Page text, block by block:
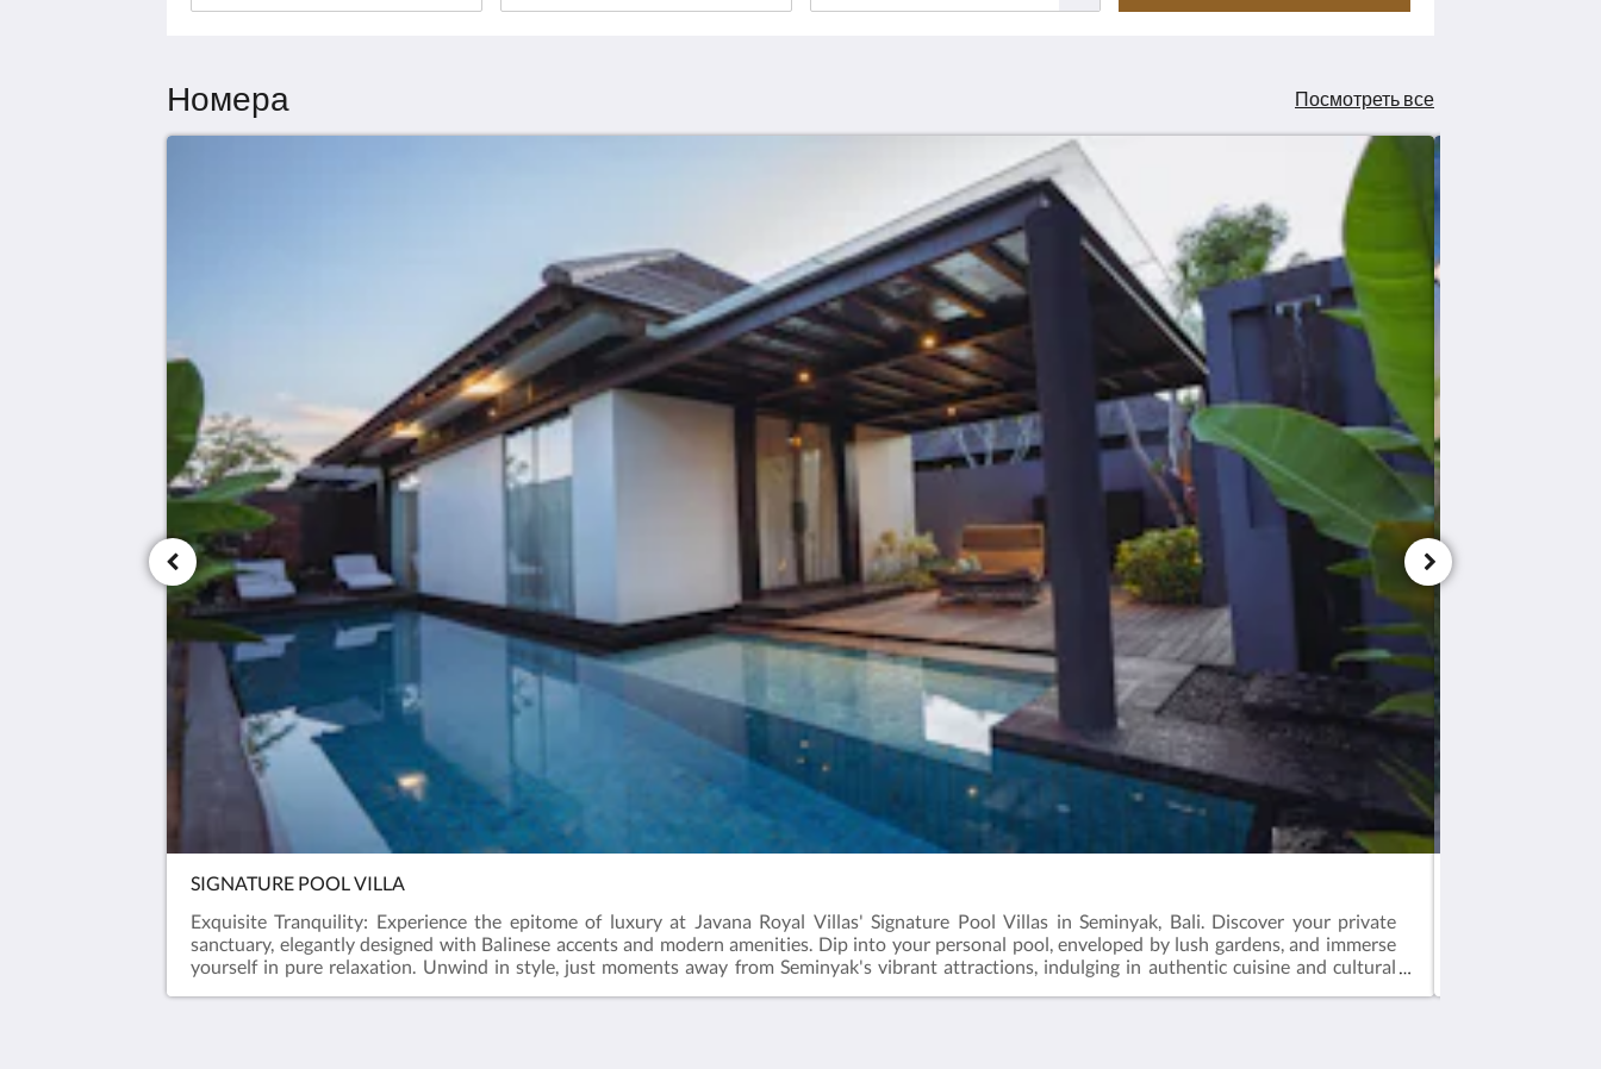
Номера Посмотреть все
SIGNATURE POOL VILLA
Exquisite Tranquility: Experience the epitome of luxury at Javana Royal Villas' Signature Pool Villas in Seminyak, Bali. Discover your private
sanctuary, elegantly designed with Balinese accents and modern amenities. Dip into your personal pool, enveloped by lush gardens, and immerse
yourself in pure relaxation. Unwind in style, just moments away from Seminyak's vibrant attractions, indulging in authentic cuisine and cultural